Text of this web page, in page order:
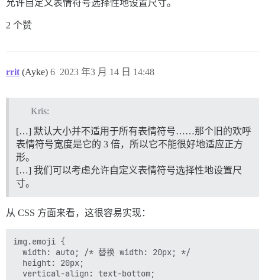
允许自定义表情符号选择性地设置尺寸。
2 个赞
rrit (Ayke) 2023 年3 月 14 日 14:48
6
Kris:
[…] 默认大小并不适用于所有表情符号……那个旧的欢呼
表情符号宽度是它的 3 倍，所以它不能很好地适应正方
形。
[…] 我们可以考虑允许自定义表情符号选择性地设置尺
寸。
从 CSS 方面来看，这很容易实现：
img.emoji {
  width: auto; /* 替换 width: 20px; */
  height: 20px;
  vertical-align: text-bottom;